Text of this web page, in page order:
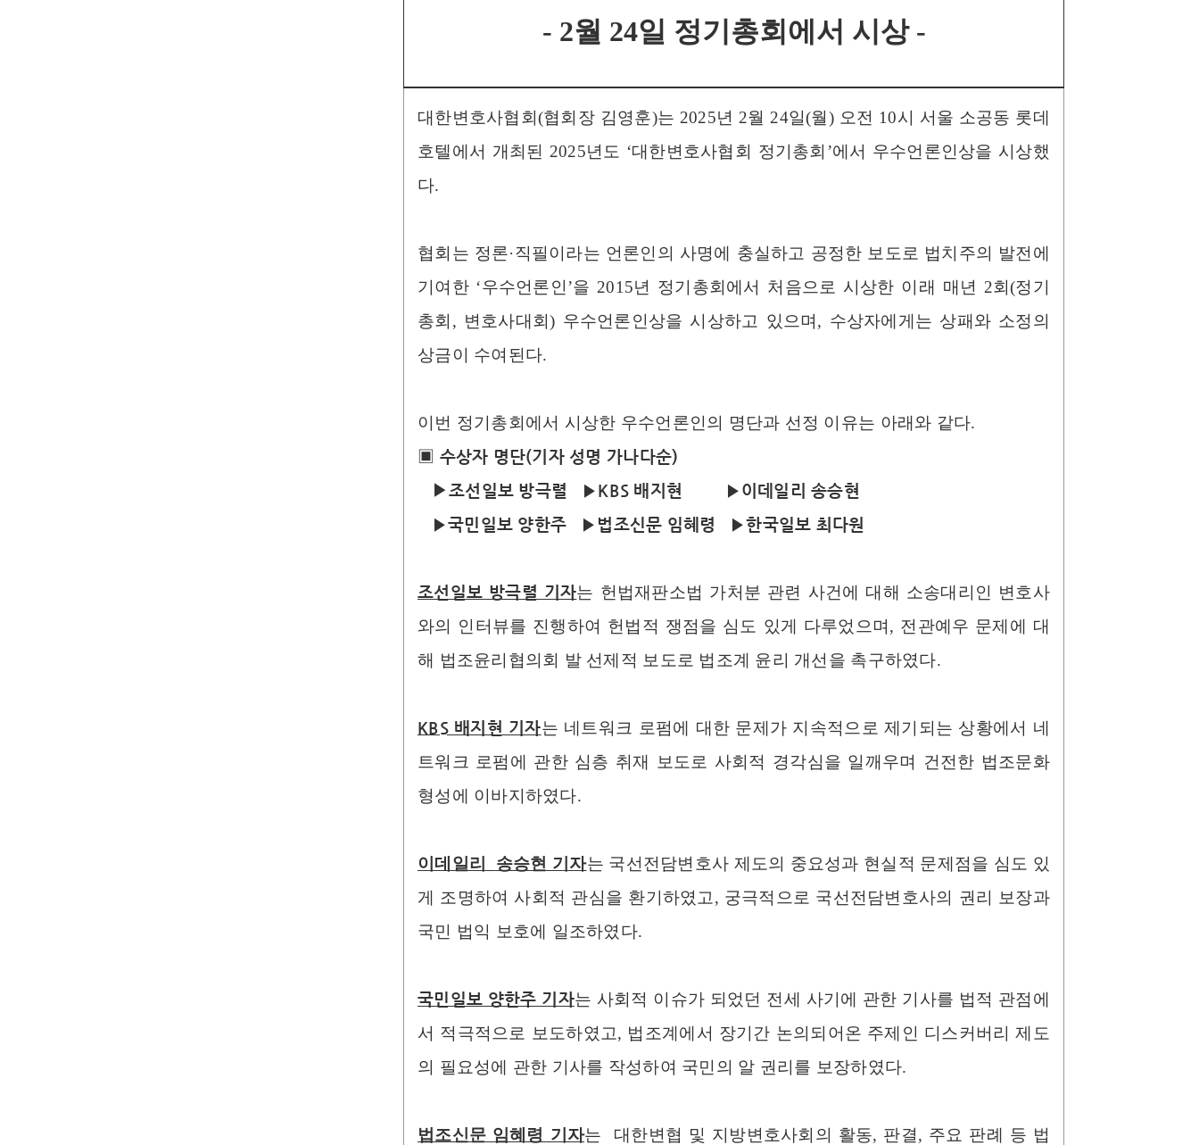
- 2월 24일 정기총회에서 시상 -
대한변호사협회(협회장 김영훈)는 2025년 2월 24일(월) 오전 10시 서울 소공동 롯데
호텔에서 개최된 2025년도 ‘대한변호사협회 정기총회’에서 우수언론인상을 시상했
다.
협회는 정론·직필이라는 언론인의 사명에 충실하고 공정한 보도로 법치주의 발전에
기여한 ‘우수언론인’을 2015년 정기총회에서 처음으로 시상한 이래 매년 2회(정기
총회, 변호사대회) 우수언론인상을 시상하고 있으며, 수상자에게는 상패와 소정의
상금이 수여된다.
이번 정기총회에서 시상한 우수언론인의 명단과 선정 이유는 아래와 같다.
▣ 수상자 명단(기자 성명 가나다순)
▶조선일보 방극렬 ▶KBS 배지현 ▶이데일리 송승현
▶국민일보 양한주 ▶법조신문 임혜령 ▶한국일보 최다원
조선일보 방극렬 기자는 헌법재판소법 가처분 관련 사건에 대해 소송대리인 변호사
와의 인터뷰를 진행하여 헌법적 쟁점을 심도 있게 다루었으며, 전관예우 문제에 대
해 법조윤리협의회 발 선제적 보도로 법조계 윤리 개선을 촉구하였다.
KBS 배지현 기자는 네트워크 로펌에 대한 문제가 지속적으로 제기되는 상황에서 네
트워크 로펌에 관한 심층 취재 보도로 사회적 경각심을 일깨우며 건전한 법조문화
형성에 이바지하였다.
이데일리 송승현 기자는 국선전담변호사 제도의 중요성과 현실적 문제점을 심도 있
게 조명하여 사회적 관심을 환기하였고, 궁극적으로 국선전담변호사의 권리 보장과
국민 법익 보호에 일조하였다.
국민일보 양한주 기자는 사회적 이슈가 되었던 전세 사기에 관한 기사를 법적 관점에
서 적극적으로 보도하였고, 법조계에서 장기간 논의되어온 주제인 디스커버리 제도
의 필요성에 관한 기사를 작성하여 국민의 알 권리를 보장하였다.
법조신문 임혜령 기자는
대한변협 및 지방변호사회의 활동, 판결, 주요 판례 등 법